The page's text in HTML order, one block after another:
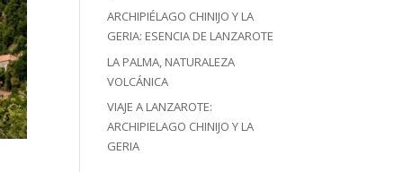
ARCHIPIÉLAGO CHINIJO Y LA
GERIA: ESENCIA DE LANZAROTE
LA PALMA, NATURALEZA
VOLCÁNICA
VIAJE A LANZAROTE:
ARCHIPIELAGO CHINIJO Y LA
GERIA